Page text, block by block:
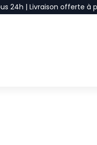
24h | Livraison offerte à